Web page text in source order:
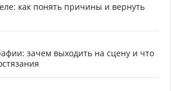
как понять причины и вернуть
зачем выходить на сцену и что